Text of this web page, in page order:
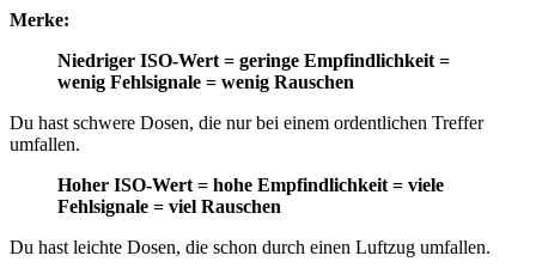
Merke:
Niedriger ISO-Wert = geringe Empfindlichkeit =
wenig Fehlsignale = wenig Rauschen
Du hast schwere Dosen, die nur bei einem ordentlichen Treffer
umfallen.
Hoher ISO-Wert = hohe Empfindlichkeit = viele
Fehlsignale = viel Rauschen
Du hast leichte Dosen, die schon durch einen Luftzug umfallen.